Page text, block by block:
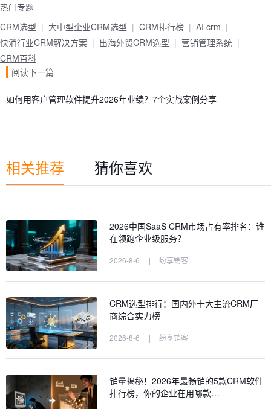
热门专题
CRM选型
大中型企业CRM选型 CRM排行榜
AI crm
快消行业CRM解决方案
出海外贸CRM选型
营销管理系统
CRM百科
阅读下一篇
如何用客户管理软件提升2026年业绩？7个实战案例分享
相关推荐 猜你喜欢
2026中国SaaS CRM市场占有率排名：谁
在领跑企业级服务？
2026-8-6 | 纷享销客
CRM选型排行：国内外十大主流CRM厂
商综合实力榜
2026-8-6 | 纷享销客
销量揭秘！2026年最畅销的5款CRM软件
排行榜，你的企业在用哪款…